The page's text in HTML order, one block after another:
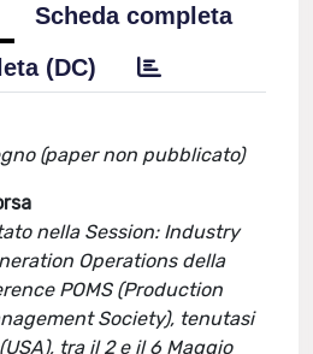
Scheda completa
(DC)
(paper non pubblicato)
nella Session: Industry
Operations della
POMS (Production
Society), tenutasi
tra il 2 e il 6 Maggio